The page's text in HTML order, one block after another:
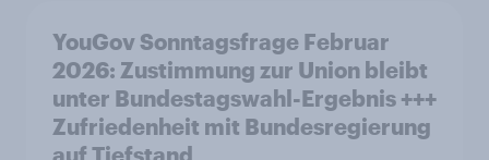
YouGov Sonntagsfrage Februar
2026: Zustimmung zur Union bleibt
unter Bundestagswahl-Ergebnis +++
Zufriedenheit mit Bundesregierung
auf Tiefstand